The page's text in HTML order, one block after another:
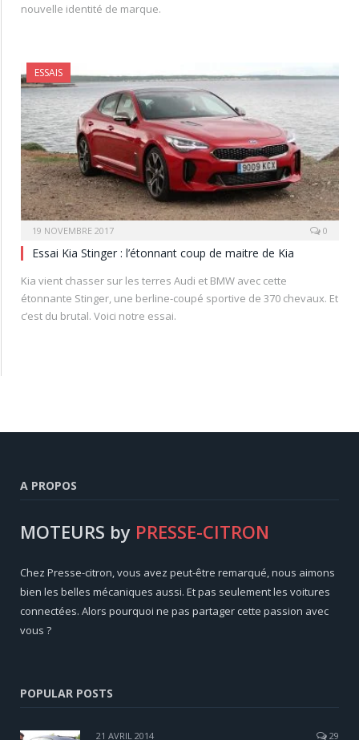
nouvelle identité de marque.
ESSAIS
19 NOVEMBRE 2017 0
Essai Kia Stinger : l’étonnant coup de maitre de Kia
Kia vient chasser sur les terres Audi et BMW avec cette
étonnante Stinger, une berline-coupé sportive de 370 chevaux. Et
c’est du brutal. Voici notre essai.
A PROPOS
MOTEURS by PRESSE-CITRON
Chez Presse-citron, vous avez peut-être remarqué, nous aimons
bien les belles mécaniques aussi. Et pas seulement les voitures
connectées. Alors pourquoi ne pas partager cette passion avec
vous ?
POPULAR POSTS
21 AVRIL 2014 29